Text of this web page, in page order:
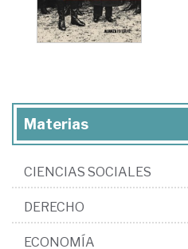
Materias
CIENCIAS SOCIALES
DERECHO
ECONOMÍA